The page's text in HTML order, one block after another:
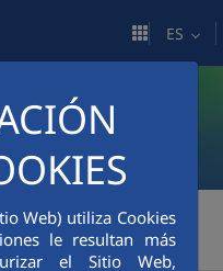
Web) utiliza Cookies
le resultan más
el Sitio Web,
ES
El condado de Sarasota (Florida) confía a FCC Servicios Medio Ambiente un nuevo contrato por 750 millones de dólares